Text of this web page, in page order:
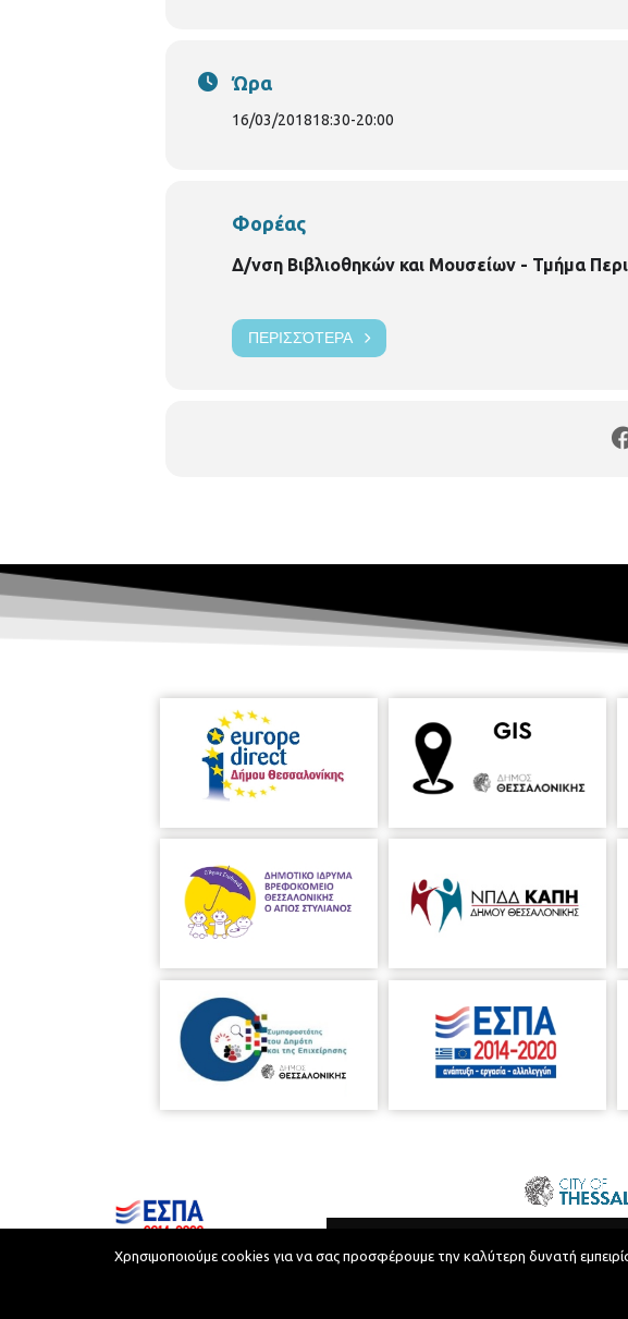
Ώρα
16/03/201818:30-20:00
Φορέας
Δ/νση Βιβλιοθηκών και Μουσείων - Τμήμα
ΠΕΡΙΣΣΌΤΕΡΑ
Municipality of Thessaloniki © 2026
Χρησιμοποιούμε cookies για να σας προσφέρουμε την καλύτερη δυνατή